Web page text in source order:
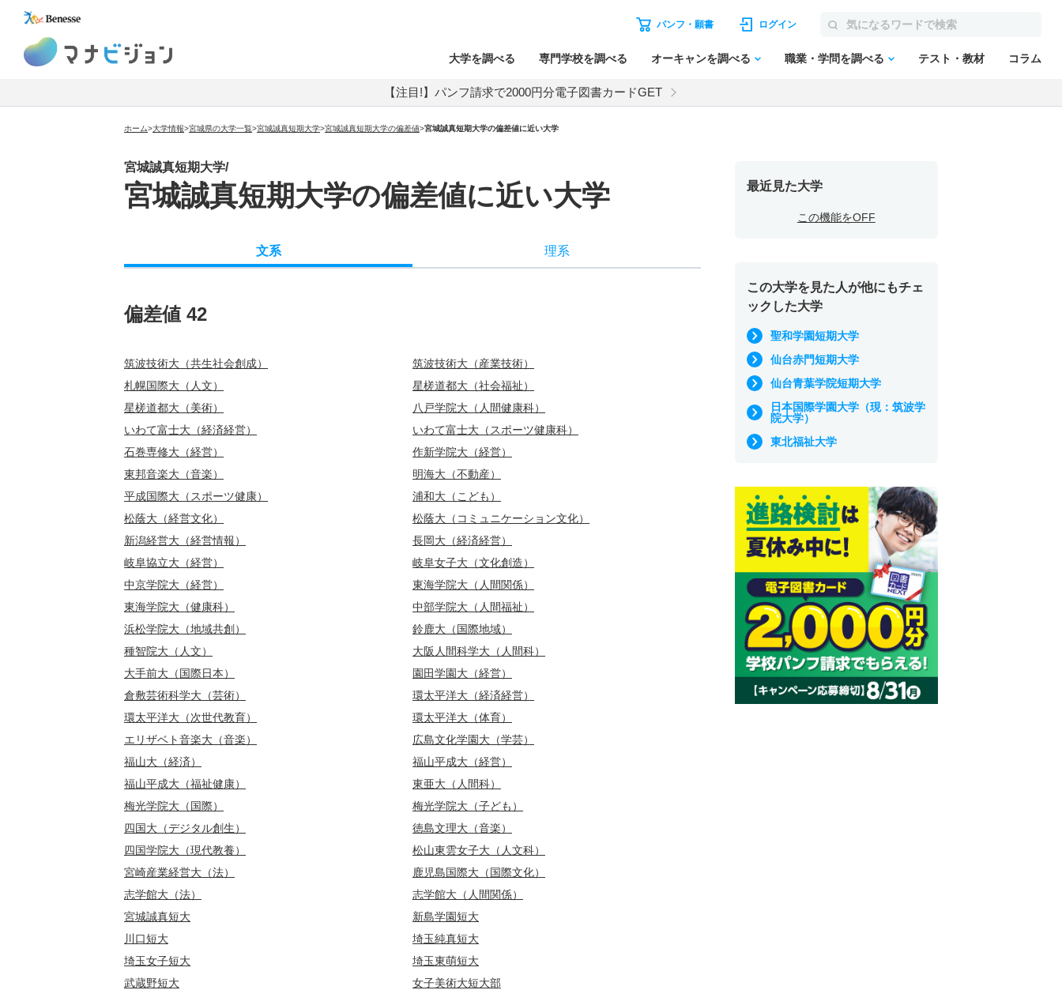
パンフ・願書 ログイン
大学を調べる 専門学校を調べる オーキャンを調べる 職業・学問を調べる テスト・教材 コラム
【注目!】パンフ請求で2000円分電子図書カードGET
ホーム>大学情報>宮城県の大学一覧>宮城誠真短期大学>宮城誠真短期大学の偏差値>宮城誠真短期大学の偏差値に近い大学
宮城誠真短期大学/
宮城誠真短期大学の偏差値に近い大学
文系 理系
偏差値 42
筑波技術大（共生社会創成）
筑波技術大（産業技術）
札幌国際大（人文）
星槎道都大（社会福祉）
星槎道都大（美術）
八戸学院大（人間健康科）
いわて富士大（経済経営）
いわて富士大（スポーツ健康科）
石巻専修大（経営）
作新学院大（経営）
東邦音楽大（音楽）
明海大（不動産）
平成国際大（スポーツ健康）
浦和大（こども）
松蔭大（経営文化）
松蔭大（コミュニケーション文化）
新潟経営大（経営情報）
長岡大（経済経営）
岐阜協立大（経営）
岐阜女子大（文化創造）
中京学院大（経営）
東海学院大（人間関係）
東海学院大（健康科）
中部学院大（人間福祉）
浜松学院大（地域共創）
鈴鹿大（国際地域）
種智院大（人文）
大阪人間科学大（人間科）
大手前大（国際日本）
園田学園大（経営）
倉敷芸術科学大（芸術）
環太平洋大（経済経営）
環太平洋大（次世代教育）
環太平洋大（体育）
エリザベト音楽大（音楽）
広島文化学園大（学芸）
福山大（経済）
福山平成大（経営）
福山平成大（福祉健康）
東亜大（人間科）
梅光学院大（国際）
梅光学院大（子ども）
四国大（デジタル創生）
徳島文理大（音楽）
四国学院大（現代教養）
松山東雲女子大（人文科）
宮崎産業経営大（法）
鹿児島国際大（国際文化）
志学館大（法）
志学館大（人間関係）
宮城誠真短大
新島学園短大
川口短大
埼玉純真短大
埼玉女子短大
埼玉東萌短大
武蔵野短大
女子美術大短大部
最近見た大学
この機能をOFF
この大学を見た人が他にもチェ
ックした大学
聖和学園短期大学
仙台赤門短期大学
仙台青葉学院短期大学
日本国際学園大学（現：筑波学
院大学）
東北福祉大学